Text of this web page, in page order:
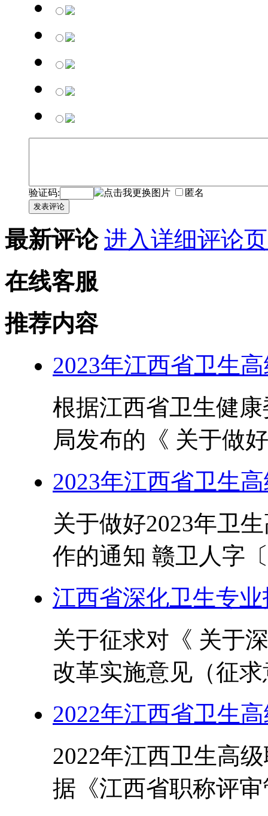
验证码: 匿名
发表评论
最新评论 进入详细评论
在线客服
推荐内容
2023年江西省卫生
根据江西省卫生健
局发布的《 关于做
2023年江西省卫生
关于做好2023年卫
作的通知 赣卫人字
江西省深化卫生专
关于征求对《 关于
改革实施意见（征
2022年江西省卫生
2022年江西卫生高
据《江西省职称评